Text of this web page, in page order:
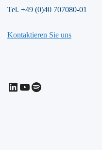
Tel. +49 (0)40 707080-01
Kontaktieren Sie uns
LinkedIn
YouTube
Spotify